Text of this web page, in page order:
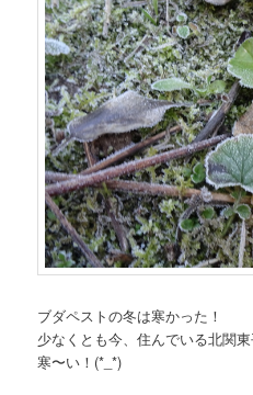
ブダペストの冬は寒かった！
少なくとも今、住んでいる北関
寒〜い！(*_*)